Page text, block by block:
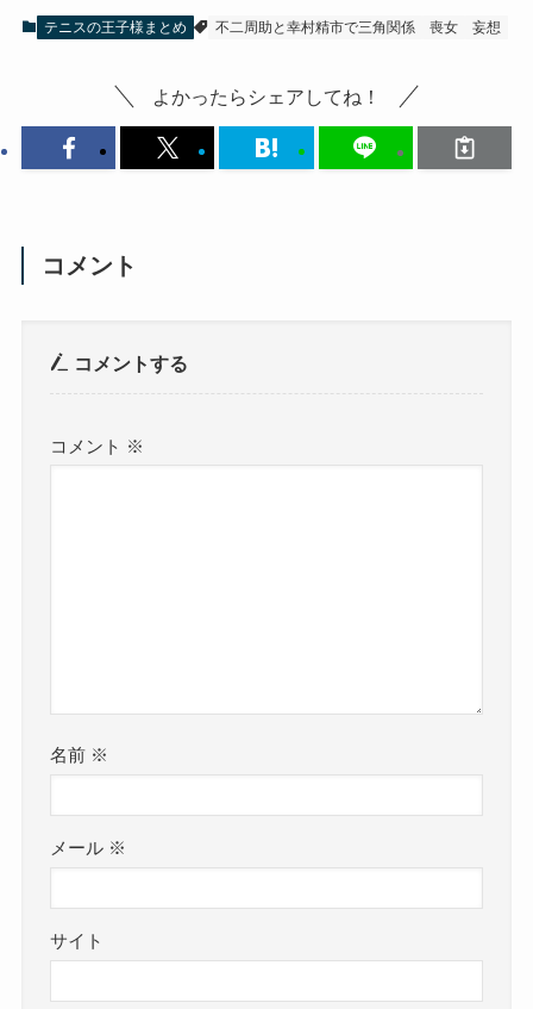
テニスの王子様まとめ 不二周助と幸村精市で三角関係 喪女 妄想
よかったらシェアしてね！
コメント
コメントする
コメント ※
名前 ※
メール ※
サイト